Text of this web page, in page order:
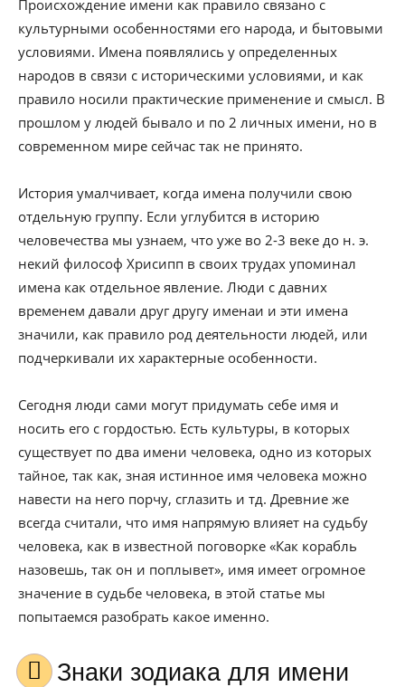
Происхождение имени как правило связано с
культурными особенностями его народа, и бытовыми
условиями. Имена появлялись у определенных
народов в связи с историческими условиями, и как
правило носили практические применение и смысл. В
прошлом у людей бывало и по 2 личных имени, но в
современном мире сейчас так не принято.
История умалчивает, когда имена получили свою
отдельную группу. Если углубится в историю
человечества мы узнаем, что уже во 2-3 веке до н. э.
некий философ Хрисипп в своих трудах упоминал
имена как отдельное явление. Люди с давних
временем давали друг другу именаи и эти имена
значили, как правило род деятельности людей, или
подчеркивали их характерные особенности.
Сегодня люди сами могут придумать себе имя и
носить его с гордостью. Есть культуры, в которых
существует по два имени человека, одно из которых
тайное, так как, зная истинное имя человека можно
навести на него порчу, сглазить и тд. Древние же
всегда считали, что имя напрямую влияет на судьбу
человека, как в известной поговорке «Как корабль
назовешь, так он и поплывет», имя имеет огромное
значение в судьбе человека, в этой статье мы
попытаемся разобрать какое именно.
Знаки зодиака для имени